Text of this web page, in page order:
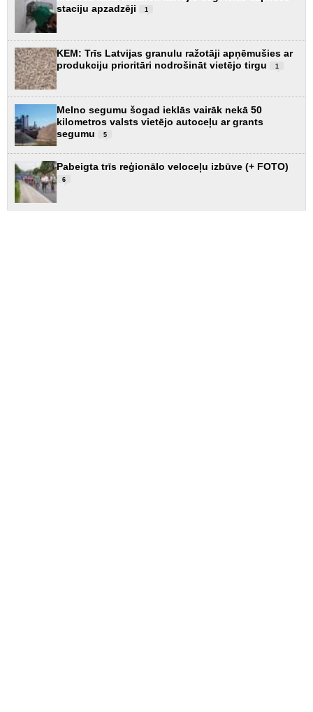
staciju apzadzēji
1
KEM: Trīs Latvijas granulu ražotāji apņēmušies ar
produkciju prioritāri nodrošināt vietējo tirgu
1
Melno segumu šogad ieklās vairāk nekā 50
kilometros valsts vietējo autoceļu ar grants
segumu
5
Pabeigta trīs reģionālo veloceļu izbūve (+ FOTO)
6